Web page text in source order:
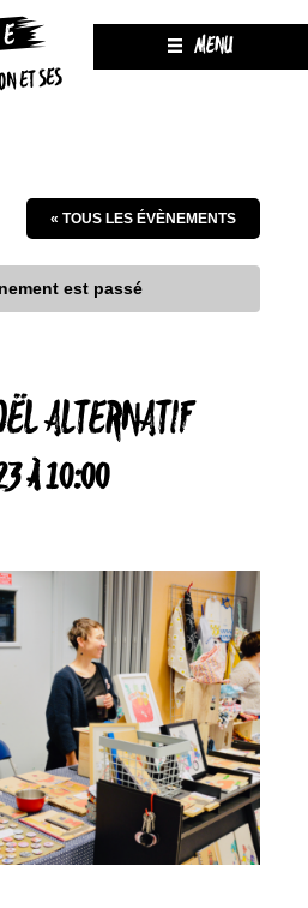
ET SES
MENU
« TOUS LES ÉVÈNEMENTS
est passé
ALTERNATIF
À 10:00